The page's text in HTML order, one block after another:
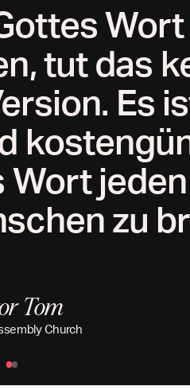
tut das
Es
zu
Tom
Church